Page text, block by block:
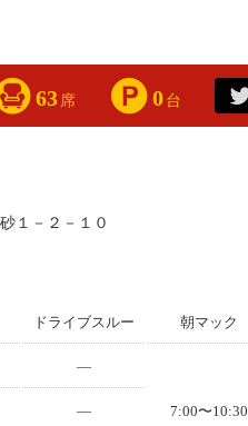
63 席 0 台
１－２－１０
ドライブスルー 朝マック
—
7:00〜10:30
—